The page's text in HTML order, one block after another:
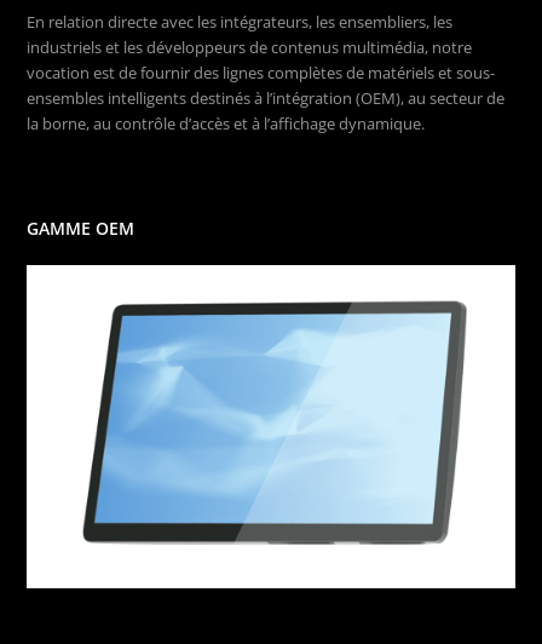
En relation directe avec les intégrateurs, les ensembliers, les
industriels et les développeurs de contenus multimédia, notre
vocation est de fournir des lignes complètes de matériels et sous-
ensembles intelligents destinés à l’intégration (OEM), au secteur de
la borne, au contrôle d’accès et à l’affichage dynamique.
GAMME OEM